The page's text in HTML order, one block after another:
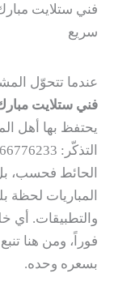
سريع
عندما تتحوّل
فني ستلايت مبارك
يحتفظ بها أهل
الحائط فحسب، بل
المباريات لحظة
والتطبيقات. أي
فوراً، ومن هنا
بسعره وحده.